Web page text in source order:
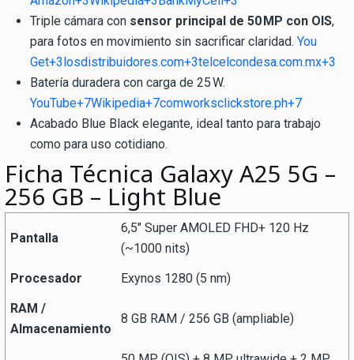
Triple cámara con sensor principal de 50 MP con OIS,
para fotos en movimiento sin sacrificar claridad. You
Get+3losdistribuidores.com+3telcelcondesa.com.mx+3
Batería duradera con carga de 25 W.
YouTube+7Wikipedia+7comworksclickstore.ph+7
Acabado Blue Black elegante, ideal tanto para trabajo
como para uso cotidiano.
Ficha Técnica Galaxy A25 5G –
256 GB – Light Blue
Pantalla
6,5″ Super AMOLED FHD+ 120 Hz
(~1000 nits)
Procesador
Exynos 1280 (5 nm)
RAM /
Almacenamiento
8 GB RAM / 256 GB (ampliable)